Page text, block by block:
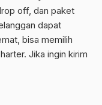
off, dan paket
dapat
bisa memilih
Jika ingin kirim